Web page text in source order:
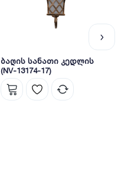
ბაღის სანათი კედლის
(NV-13174-17)